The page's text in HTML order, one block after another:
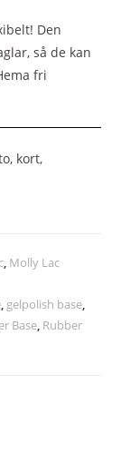
Den
så de kan
fri
kort,
, Molly Lac
, gelpolish base,
Base, Rubber